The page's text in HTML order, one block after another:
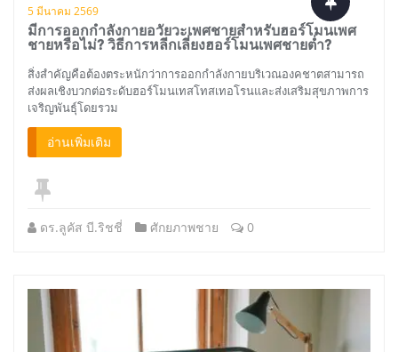
5 มีนาคม 2569
มีการออกกำลังกายอวัยวะเพศชายสำหรับฮอร์โมนเพศ
ชายหรือไม่? วิธีการหลีกเลี่ยงฮอร์โมนเพศชายต่ำ?
สิ่งสำคัญคือต้องตระหนักว่าการออกกำลังกายบริเวณองคชาตสามารถ
ส่งผลเชิงบวกต่อระดับฮอร์โมนเทสโทสเทอโรนและส่งเสริมสุขภาพการ
เจริญพันธุ์โดยรวม
อ่านเพิ่มเติม
ดร.ลูคัส บี.ริชชี่ ศักยภาพชาย 0